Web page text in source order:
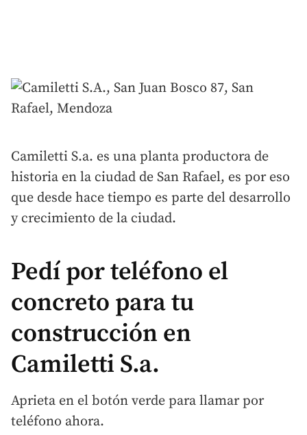
Camiletti S.a. es una planta productora de
historia en la ciudad de San Rafael, es por eso
que desde hace tiempo es parte del desarrollo
y crecimiento de la ciudad.
Pedí por teléfono el
concreto para tu
construcción en
Camiletti S.a.
Aprieta en el botón verde para llamar por
teléfono ahora.